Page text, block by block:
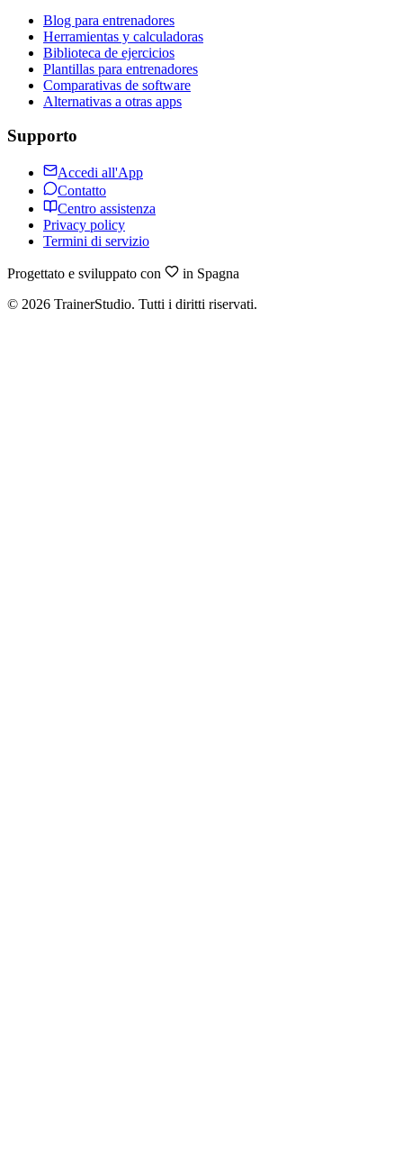
Blog para entrenadores
Herramientas y calculadoras
Biblioteca de ejercicios
Plantillas para entrenadores
Comparativas de software
Alternativas a otras apps
Supporto
Accedi all'App
Contatto
Centro assistenza
Privacy policy
Termini di servizio
Progettato e sviluppato con
in Spagna
© 2026 TrainerStudio. Tutti i diritti riservati.